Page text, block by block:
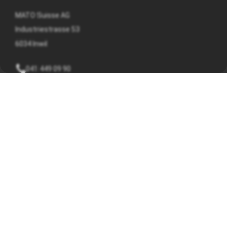
MATO Suisse AG
Industriestrasse 53
6034 Inwil
041 449 09 90